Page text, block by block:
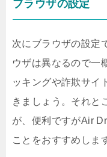
ブラウザの設定
次にブラウザの設定
ウザは異なるので一
ッキングや詐欺サイ
きましょう。それと
が、便利ですがAir
ことをおすすめしま